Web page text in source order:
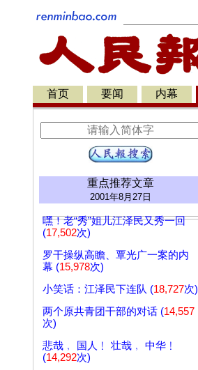
首页 要闻 内幕
重点推荐文章
2001年8月27日
嘿！老“秀”姐儿江泽民又秀一回
(17,502次)
罗干操纵高瞻、覃光广一案的内
幕 (15,978次)
小笑话：江泽民下连队 (18,727次)
两个原共青团干部的对话 (14,557
次)
悲哉﹐ 国人﹗ 壮哉﹐ 中华﹗
(14,292次)